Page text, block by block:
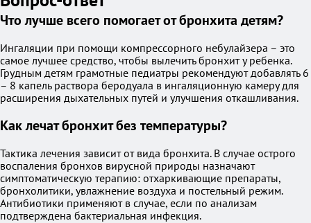
Что лучше всего помогает от бронхита детям?
Ингаляции при помощи компрессорного небулайзера – это
самое лучшее средство, чтобы вылечить бронхит у ребенка.
Грудным детям грамотные педиатры рекомендуют добавлять 6
– 8 капель раствора беродуала в ингаляционную камеру для
расширения дыхательных путей и улучшения откашливания.
Как лечат бронхит без температуры?
Тактика лечения зависит от вида бронхита. В случае острого
воспаления бронхов вирусной природы назначают
симптоматическую терапию: отхаркивающие препараты,
бронхолитики, увлажнение воздуха и постельный режим.
Антибиотики применяют в случае, если по анализам
подтверждена бактериальная инфекция.